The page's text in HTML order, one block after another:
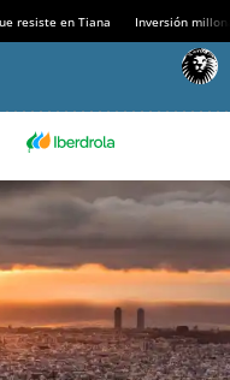
resiste en Tiana Inversión